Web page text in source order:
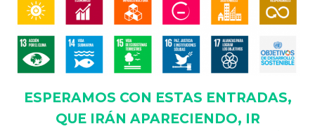
ESPERAMOS CON ESTAS ENTRADAS,
QUE IRÁN APARECIENDO, IR